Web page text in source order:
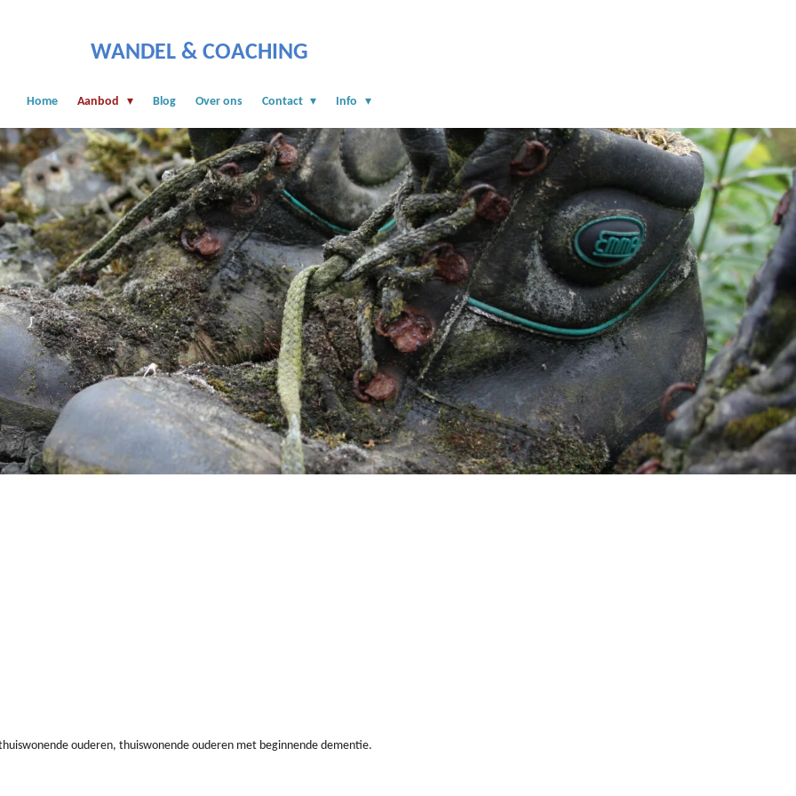
WANDEL & COACHING
Home Aanbod Blog Over ons Contact Info
ouderen, thuiswonende ouderen met beginnende dementie.